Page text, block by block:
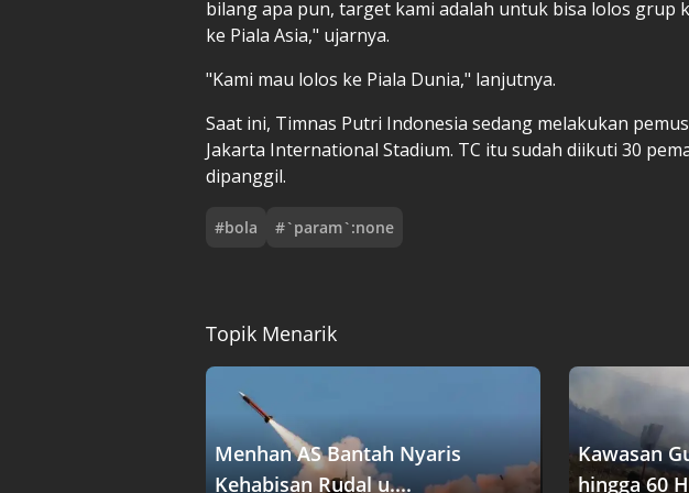
bilang apa pun, target kami adalah untuk bisa lolos grup
ke Piala Asia," ujarnya.
"Kami mau lolos ke Piala Dunia," lanjutnya.
Saat ini, Timnas Putri Indonesia sedang melakukan
Jakarta International Stadium. TC itu sudah diikuti 30
dipanggil.
#bola #`param`:none
Topik Menarik
Menhan AS Bantah Nyaris
Kehabisan Rudal u....
Kawasan
hingga 60